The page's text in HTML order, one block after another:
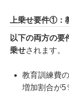
上乗せ要件①：
以下の両方の要
乗せされます。
教育訓練費
増加割合が5